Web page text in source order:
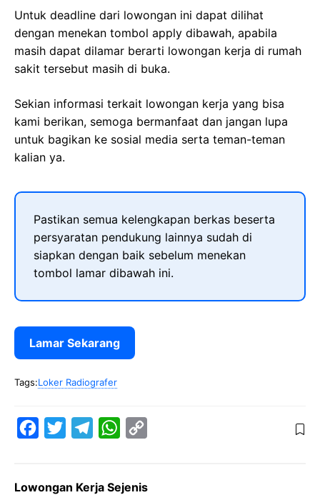
Untuk deadline dari lowongan ini dapat dilihat
dengan menekan tombol apply dibawah, apabila
masih dapat dilamar berarti lowongan kerja di rumah
sakit tersebut masih di buka.
Sekian informasi terkait lowongan kerja yang bisa
kami berikan, semoga bermanfaat dan jangan lupa
untuk bagikan ke sosial media serta teman-teman
kalian ya.
Pastikan semua kelengkapan berkas beserta
persyaratan pendukung lainnya sudah di
siapkan dengan baik sebelum menekan
tombol lamar dibawah ini.
Lamar Sekarang
Tags:Loker Radiografer
e
t
e
W
t
y
Lowongan Kerja Sejenis